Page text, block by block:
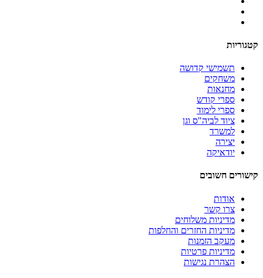
קטגוריות
תשמישי קדושה
משחקים
מחנאות
ספרי קודש
ספרי לימוד
ציוד לביה"ס וגן
למשרד
יצירה
יודאיקה
קישורים חשובים
אודות
צרו קשר
מדיניות משלוחים
מדיניות החזרים והחלפות
מעקב הזמנות
מדיניות פרטיות
הצהרת נגישות